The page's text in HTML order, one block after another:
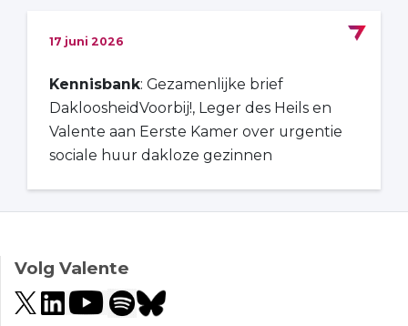
17 juni 2026
Kennisbank: Gezamenlijke brief
DakloosheidVoorbij!, Leger des Heils en
Valente aan Eerste Kamer over urgentie
sociale huur dakloze gezinnen
Volg Valente